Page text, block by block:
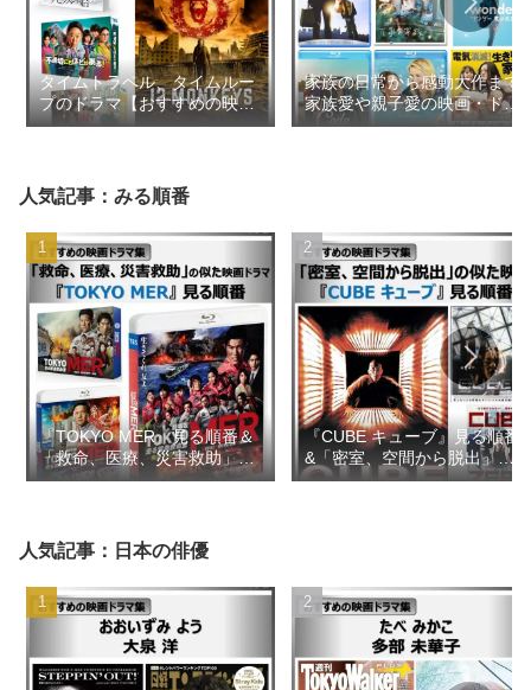
タイムトラベル、タイムルー
プのドラマ【おすすめの映画
ドラマ集】
家族の日常から感動大作まで
家族愛や親子愛の映画・ドラ
マ【おすすめの映画ドラマ
人気記事：みる順番
『TOKYO MER』見る順番＆
「救命、医療、災害救助」の
似た映画ドラマ【おすすめの
『CUBE キューブ』見る順番
&「密室、空間から脱出」の
似た映画【おすすめの映画ド
人気記事：日本の俳優